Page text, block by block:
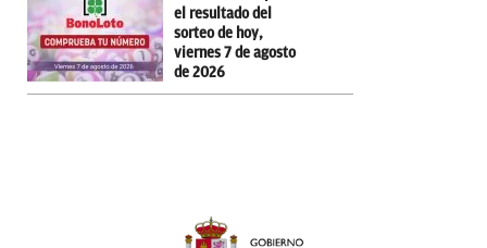
el resultado del
sorteo de hoy,
viernes 7 de agosto
de 2026